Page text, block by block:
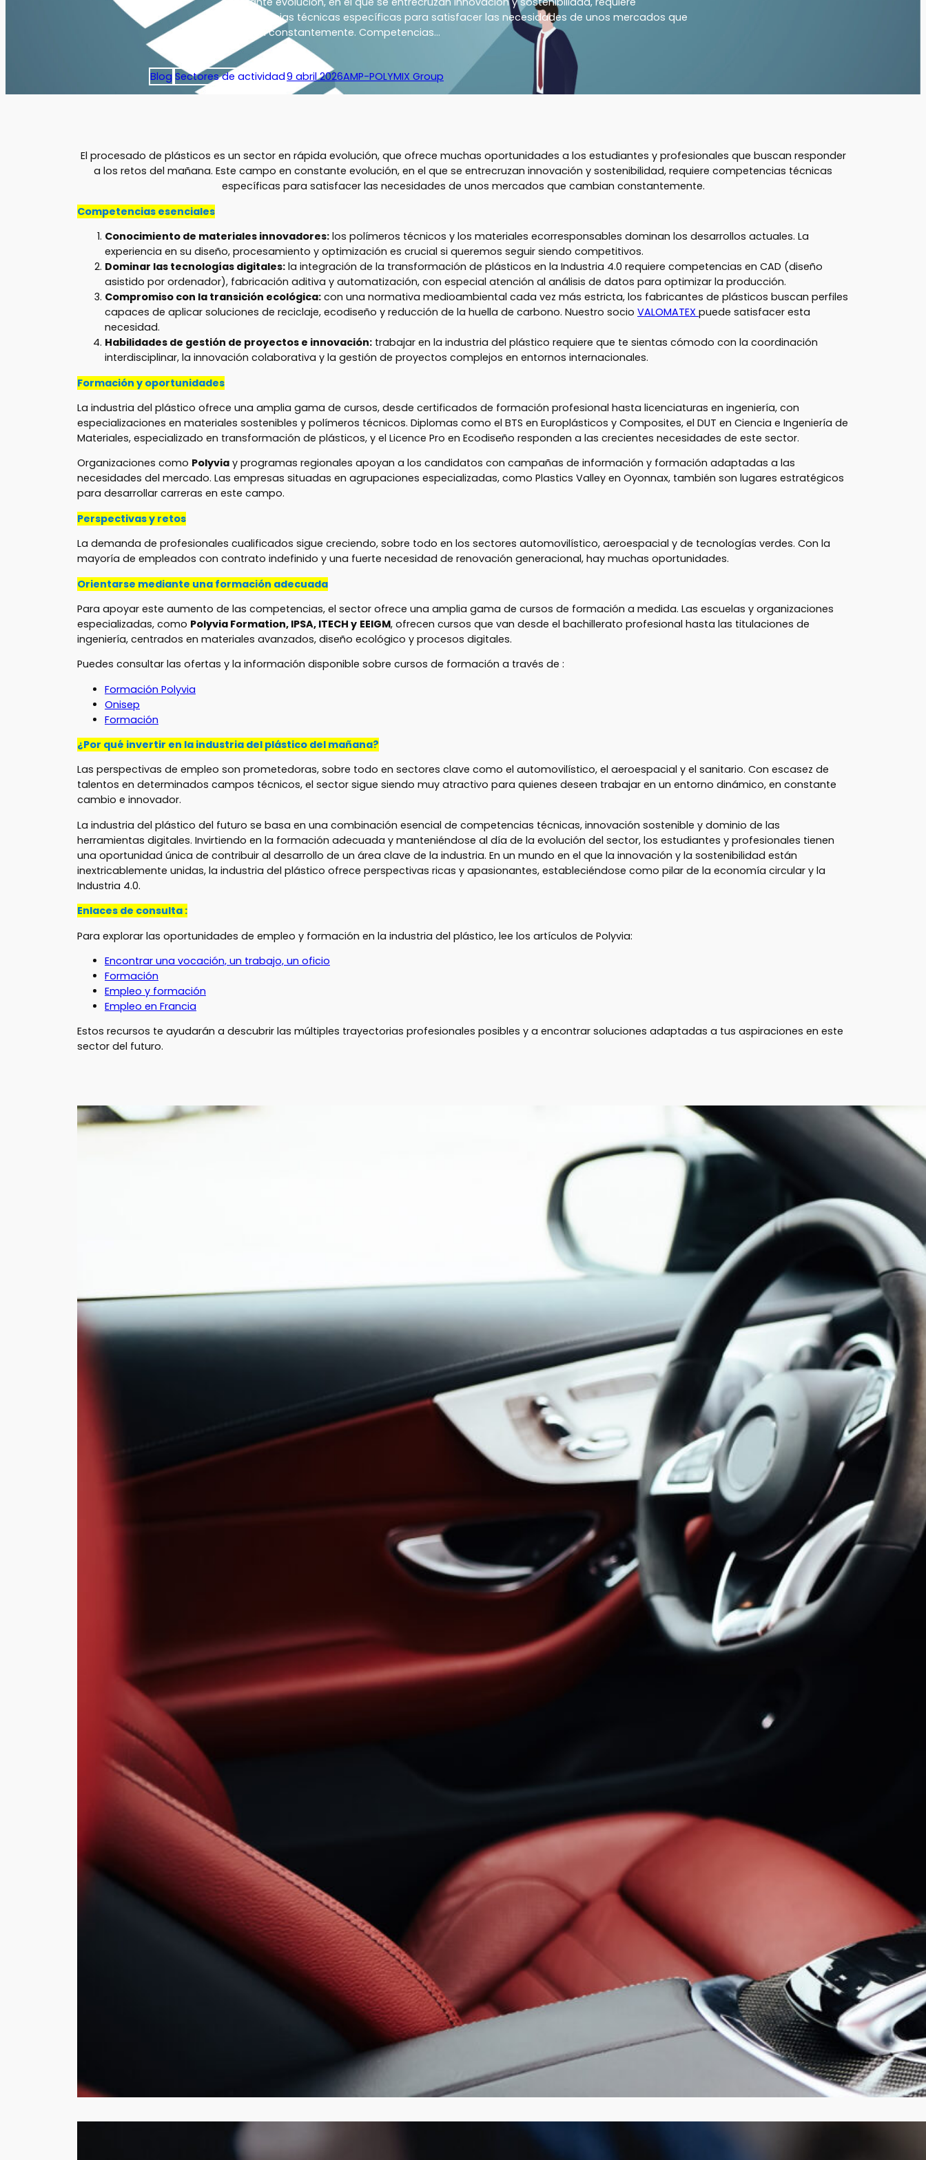
competencias técnicas específicas para satisfacer las necesidades de unos mercados que
cambian constantemente. Competencias…
Blog Sectores de actividad9 abril 2026AMP-POLYMIX Group
El procesado de plásticos es un sector en rápida evolución, que ofrece muchas oportunidades a los estudiantes y profesionales que buscan responder
a los retos del mañana. Este campo en constante evolución, en el que se entrecruzan innovación y sostenibilidad, requiere competencias técnicas
específicas para satisfacer las necesidades de unos mercados que cambian constantemente.
Competencias esenciales
Conocimiento de materiales innovadores: los polímeros técnicos y los materiales ecorresponsables dominan los desarrollos actuales. La
experiencia en su diseño, procesamiento y optimización es crucial si queremos seguir siendo competitivos.
Dominar las tecnologías digitales: la integración de la transformación de plásticos en la Industria 4.0 requiere competencias en CAD (diseño
asistido por ordenador), fabricación aditiva y automatización, con especial atención al análisis de datos para optimizar la producción.
Compromiso con la transición ecológica: con una normativa medioambiental cada vez más estricta, los fabricantes de plásticos buscan perfiles
capaces de aplicar soluciones de reciclaje, ecodiseño y reducción de la huella de carbono. Nuestro socio VALOMATEX puede satisfacer esta
necesidad.
Habilidades de gestión de proyectos e innovación: trabajar en la industria del plástico requiere que te sientas cómodo con la coordinación
interdisciplinar, la innovación colaborativa y la gestión de proyectos complejos en entornos internacionales.
Formación y oportunidades
La industria del plástico ofrece una amplia gama de cursos, desde certificados de formación profesional hasta licenciaturas en ingeniería, con
especializaciones en materiales sostenibles y polímeros técnicos. Diplomas como el BTS en Europlásticos y Composites, el DUT en Ciencia e Ingeniería de
Materiales, especializado en transformación de plásticos, y el Licence Pro en Ecodiseño responden a las crecientes necesidades de este sector.
Organizaciones como Polyvia y programas regionales apoyan a los candidatos con campañas de información y formación adaptadas a las
necesidades del mercado. Las empresas situadas en agrupaciones especializadas, como Plastics Valley en Oyonnax, también son lugares estratégicos
para desarrollar carreras en este campo.
Perspectivas y retos
La demanda de profesionales cualificados sigue creciendo, sobre todo en los sectores automovilístico, aeroespacial y de tecnologías verdes. Con la
mayoría de empleados con contrato indefinido y una fuerte necesidad de renovación generacional, hay muchas oportunidades.
Orientarse mediante una formación adecuada
Para apoyar este aumento de las competencias, el sector ofrece una amplia gama de cursos de formación a medida. Las escuelas y organizaciones
especializadas, como Polyvia Formation, IPSA, ITECH y EEIGM, ofrecen cursos que van desde el bachillerato profesional hasta las titulaciones de
ingeniería, centrados en materiales avanzados, diseño ecológico y procesos digitales.
Puedes consultar las ofertas y la información disponible sobre cursos de formación a través de :
Formación Polyvia
Onisep
Formación
¿Por qué invertir en la industria del plástico del mañana?
Las perspectivas de empleo son prometedoras, sobre todo en sectores clave como el automovilístico, el aeroespacial y el sanitario. Con escasez de
talentos en determinados campos técnicos, el sector sigue siendo muy atractivo para quienes deseen trabajar en un entorno dinámico, en constante
cambio e innovador.
La industria del plástico del futuro se basa en una combinación esencial de competencias técnicas, innovación sostenible y dominio de las
herramientas digitales. Invirtiendo en la formación adecuada y manteniéndose al día de la evolución del sector, los estudiantes y profesionales tienen
una oportunidad única de contribuir al desarrollo de un área clave de la industria. En un mundo en el que la innovación y la sostenibilidad están
inextricablemente unidas, la industria del plástico ofrece perspectivas ricas y apasionantes, estableciéndose como pilar de la economía circular y la
Industria 4.0.
Enlaces de consulta :
Para explorar las oportunidades de empleo y formación en la industria del plástico, lee los artículos de Polyvia:
Encontrar una vocación, un trabajo, un oficio
Formación
Empleo y formación
Empleo en Francia
Estos recursos te ayudarán a descubrir las múltiples trayectorias profesionales posibles y a encontrar soluciones adaptadas a tus aspiraciones en este
sector del futuro.
PLÁSTICOS PARA LA AUTOMOCIÓN: ¿CÓMO ADELANTARSE
A LOS NUEVOS REQUISITOS EUROPEOS GRACIAS A LOS
MATERIALES RECICLADOS?